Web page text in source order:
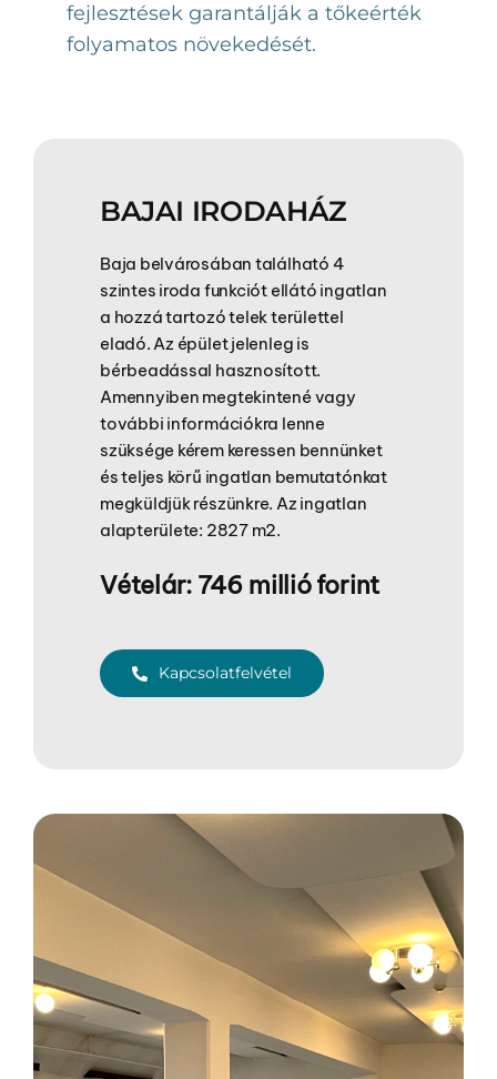
fejlesztések garantálják a tőkeérték
folyamatos növekedését.
BAJAI IRODAHÁZ
Baja belvárosában található 4
szintes iroda funkciót ellátó ingatlan
a hozzá tartozó telek területtel
eladó. Az épület jelenleg is
bérbeadással hasznosított.
Amennyiben megtekintené vagy
további információkra lenne
szüksége kérem keressen bennünket
és teljes körű ingatlan bemutatónkat
megküldjük részünkre. Az ingatlan
alapterülete: 2827 m2.
Vételár: 746 millió forint
Kapcsolatfelvétel